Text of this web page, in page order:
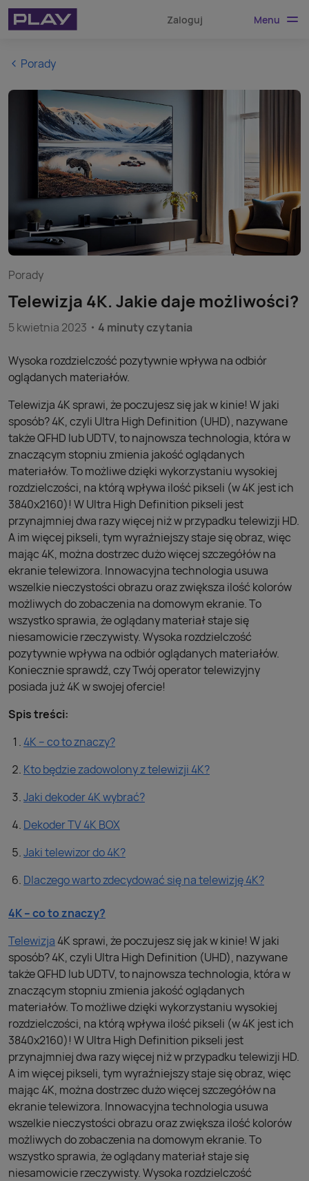
Zaloguj Menu
Porady
Porady
Telewizja 4K. Jakie daje możliwości?
5 kwietnia 2023 4 minuty czytania
Wysoka rozdzielczość pozytywnie wpływa na odbiór
oglądanych materiałów.
Telewizja 4K sprawi, że poczujesz się jak w kinie! W jaki
sposób? 4K, czyli Ultra High Definition (UHD), nazywane
także QFHD lub UDTV, to najnowsza technologia, która w
znaczącym stopniu zmienia jakość oglądanych
materiałów. To możliwe dzięki wykorzystaniu wysokiej
rozdzielczości, na którą wpływa ilość pikseli (w 4K jest ich
3840x2160)! W Ultra High Definition pikseli jest
przynajmniej dwa razy więcej niż w przypadku telewizji HD.
A im więcej pikseli, tym wyraźniejszy staje się obraz, więc
mając 4K, można dostrzec dużo więcej szczegółów na
ekranie telewizora. Innowacyjna technologia usuwa
wszelkie nieczystości obrazu oraz zwiększa ilość kolorów
możliwych do zobaczenia na domowym ekranie. To
wszystko sprawia, że oglądany materiał staje się
niesamowicie rzeczywisty. Wysoka rozdzielczość
pozytywnie wpływa na odbiór oglądanych materiałów.
Koniecznie sprawdź, czy Twój operator telewizyjny
posiada już 4K w swojej ofercie!
Spis treści:
4K – co to znaczy?
Kto będzie zadowolony z telewizji 4K?
Jaki dekoder 4K wybrać?
Dekoder TV 4K BOX
Jaki telewizor do 4K?
Dlaczego warto zdecydować się na telewizję 4K?
4K – co to znaczy?
Telewizja 4K sprawi, że poczujesz się jak w kinie! W jaki
sposób? 4K, czyli Ultra High Definition (UHD), nazywane
także QFHD lub UDTV, to najnowsza technologia, która w
znaczącym stopniu zmienia jakość oglądanych
materiałów. To możliwe dzięki wykorzystaniu wysokiej
rozdzielczości, na którą wpływa ilość pikseli (w 4K jest ich
3840x2160)! W Ultra High Definition pikseli jest
przynajmniej dwa razy więcej niż w przypadku telewizji HD.
A im więcej pikseli, tym wyraźniejszy staje się obraz, więc
mając 4K, można dostrzec dużo więcej szczegółów na
ekranie telewizora. Innowacyjna technologia usuwa
wszelkie nieczystości obrazu oraz zwiększa ilość kolorów
możliwych do zobaczenia na domowym ekranie. To
wszystko sprawia, że oglądany materiał staje się
niesamowicie rzeczywisty. Wysoka rozdzielczość